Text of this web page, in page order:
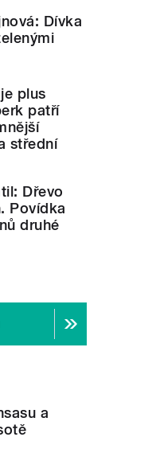
Dívka
plus
patří
střední
Dřevo
Povídka
druhé
a